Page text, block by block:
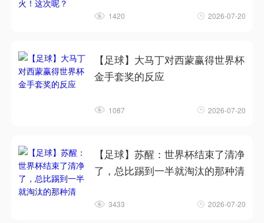
1420 2026-07-20
【足球】大马丁对西蒙赢得世界杯
金手套奖的反应
1087 2026-07-20
【足球】苏醒：世界杯结束了清净
了，总比踢到一半就淘汰的那种清
3433 2026-07-20